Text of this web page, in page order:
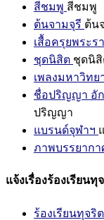
สีชมพู สีชมพู
ต้นจามจุรี ต้น
เสื้อครุยพระร
ชุดนิสิต ชุดนิ
เพลงมหาวิทย
ชื่อปริญญา อั
ปริญญา
แบรนด์จุฬาฯ
ภาพบรรยากา
แจ้งเรื่องร้องเรียนทุ
ร้องเรียนทุจ